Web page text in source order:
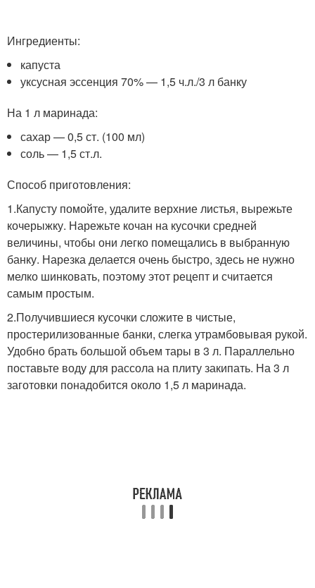
Ингредиенты:
капуста
уксусная эссенция 70% — 1,5 ч.л./3 л банку
На 1 л маринада:
сахар — 0,5 ст. (100 мл)
соль — 1,5 ст.л.
Способ приготовления:
1.Капусту помойте, удалите верхние листья, вырежьте
кочерыжку. Нарежьте кочан на кусочки средней
величины, чтобы они легко помещались в выбранную
банку. Нарезка делается очень быстро, здесь не нужно
мелко шинковать, поэтому этот рецепт и считается
самым простым.
2.Получившиеся кусочки сложите в чистые,
простерилизованные банки, слегка утрамбовывая рукой.
Удобно брать большой объем тары в 3 л. Параллельно
поставьте воду для рассола на плиту закипать. На 3 л
заготовки понадобится около 1,5 л маринада.